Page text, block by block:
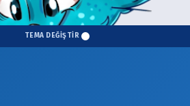
TEMA DEĞİŞTİR